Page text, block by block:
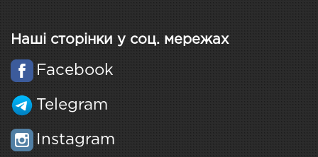
Наші сторінки у соц. мережах
Facebook
Telegram
Instagram